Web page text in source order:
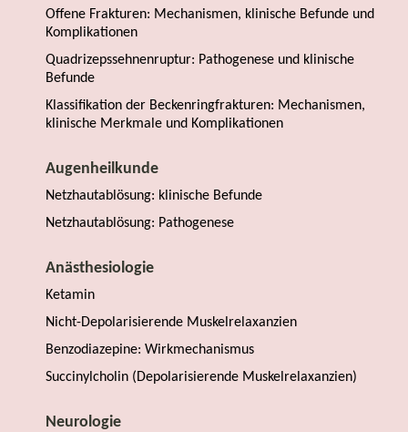
Offene Frakturen: Mechanismen, klinische Befunde und
Komplikationen
Quadrizepssehnenruptur: Pathogenese und klinische
Befunde
Klassifikation der Beckenringfrakturen: Mechanismen,
klinische Merkmale und Komplikationen
Augenheilkunde
Netzhautablösung: klinische Befunde
Netzhautablösung: Pathogenese
Anästhesiologie
Ketamin
Nicht-Depolarisierende Muskelrelaxanzien
Benzodiazepine: Wirkmechanismus
Succinylcholin (Depolarisierende Muskelrelaxanzien)
Neurologie